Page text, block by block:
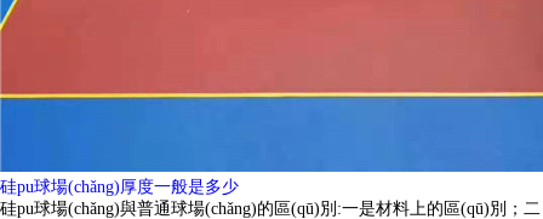
硅pu球場(chǎng)厚度一般是多少
硅pu球場(chǎng)與普通球場(chǎng)的區(qū)別:一是材料上的區(qū)別；二